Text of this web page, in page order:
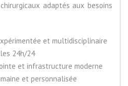
adaptés aux besoins
et multidisciplinaire
24h/24
et infrastructure moderne
et personnalisée